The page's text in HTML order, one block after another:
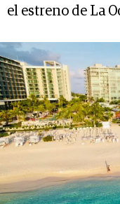
el estreno de La